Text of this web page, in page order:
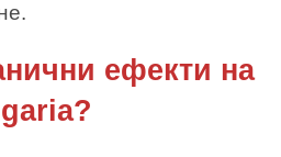
ефекти на